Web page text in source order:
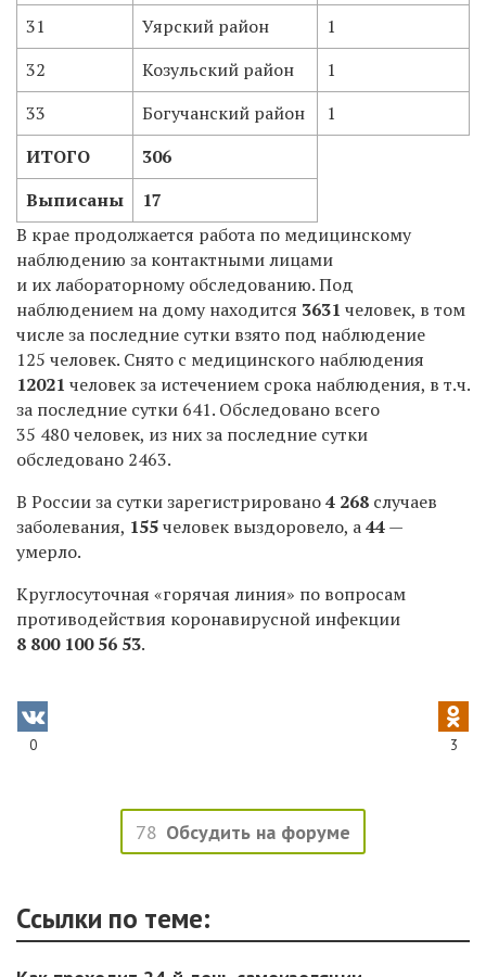
31 Уярский район
1
32
Козульский район
1
33
Богучанский район
1
ИТОГО
306
Выписаны
17
В крае продолжается работа по медицинскому
наблюдению за контактными лицами
и их лабораторному обследованию. Под
наблюдением на дому находится 3631 человек, в том
числе за последние сутки взято под наблюдение
125 человек. Снято с медицинского наблюдения
12021 человек за истечением срока наблюдения, в т.ч.
за последние сутки 641. Обследовано всего
35 480 человек, из них за последние сутки
обследовано 2463.
В России за сутки зарегистрировано4 268 случаев
заболевания, 155человек выздоровело, а44—
умерло.
Круглосуточная «горячая линия» по вопросам
противодействия коронавирусной инфекции
8 800 100 56 53.
0 3
78 Обсудить на форуме
Ссылки по теме: